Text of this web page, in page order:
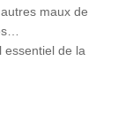
maux de
essentiel de la